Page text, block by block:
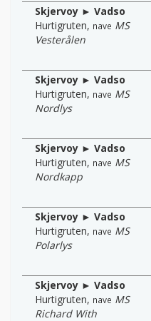
Skjervoy ► Vadso
Hurtigruten, nave MS
Vesterålen
Skjervoy ► Vadso
Hurtigruten, nave MS
Nordlys
Skjervoy ► Vadso
Hurtigruten, nave MS
Nordkapp
Skjervoy ► Vadso
Hurtigruten, nave MS
Polarlys
Skjervoy ► Vadso
Hurtigruten, nave MS
Richard With